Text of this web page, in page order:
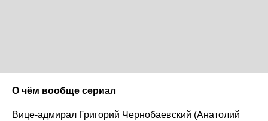
О чём вообще сериал
Вице-адмирал Григорий Чернобаевский (Анатолий